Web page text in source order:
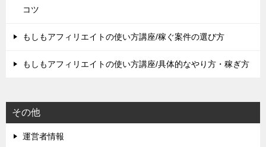
コツ
もしもアフィリエイトの使い方講座/稼ぐ案件の選び方
もしもアフィリエイトの使い方講座/具体的なやり方・稼ぎ方
その他
運営者情報